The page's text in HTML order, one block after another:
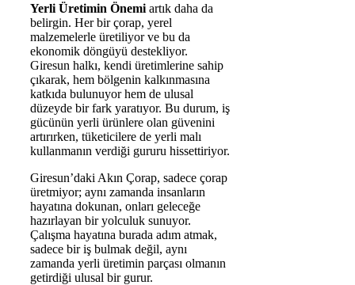
Yerli Üretimin Önemi artık daha da
belirgin. Her bir çorap, yerel
malzemelerle üretiliyor ve bu da
ekonomik döngüyü destekliyor.
Giresun halkı, kendi üretimlerine sahip
çıkarak, hem bölgenin kalkınmasına
katkıda bulunuyor hem de ulusal
düzeyde bir fark yaratıyor. Bu durum, iş
gücünün yerli ürünlere olan güvenini
artırırken, tüketicilere de yerli malı
kullanmanın verdiği gururu hissettiriyor.
Giresun’daki Akın Çorap, sadece çorap
üretmiyor; aynı zamanda insanların
hayatına dokunan, onları geleceğe
hazırlayan bir yolculuk sunuyor.
Çalışma hayatına burada adım atmak,
sadece bir iş bulmak değil, aynı
zamanda yerli üretimin parçası olmanın
getirdiği ulusal bir gurur.